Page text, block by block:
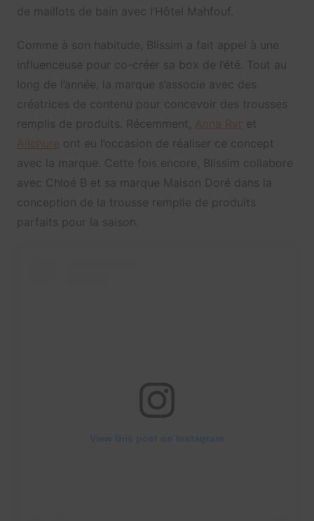
de maillots de bain avec l’Hôtel Mahfouf.
Comme à son habitude, Blissim a fait appel à une
influenceuse pour co-créer sa box de l’été. Tout au
long de l’année, la marque s’associe avec des
créatrices de contenu pour concevoir des trousses
remplis de produits. Récemment,
et
ont eu l’occasion de réaliser ce concept
avec la marque. Cette fois encore, Blissim collabore
avec Chloé B et sa marque Maison Doré dans la
conception de la trousse remplie de produits
parfaits pour la saison.